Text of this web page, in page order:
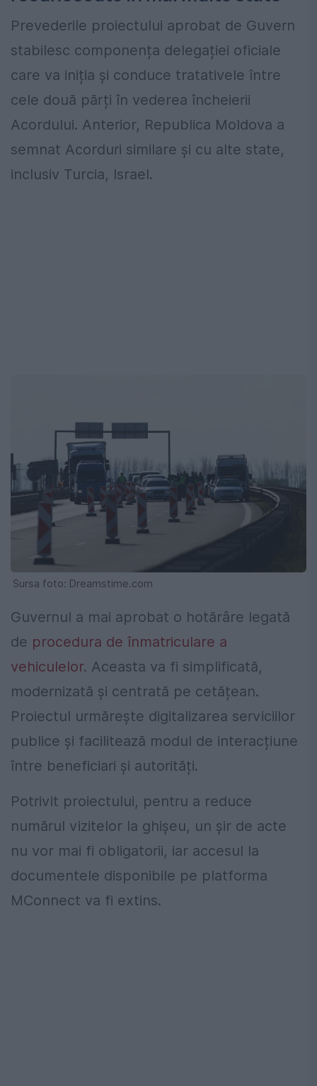
Prevederile proiectului aprobat de Guvern
stabilesc componența delegației oficiale
care va iniția și conduce tratativele între
cele două părți în vederea încheierii
Acordului. Anterior, Republica Moldova a
semnat Acorduri similare și cu alte state,
inclusiv Turcia, Israel.
Sursa foto: Dreamstime.com
Guvernul a mai aprobat o hotărâre legată
de procedura de înmatriculare a
vehiculelor. Aceasta va fi simplificată,
modernizată și centrată pe cetățean.
Proiectul urmărește digitalizarea serviciilor
publice și facilitează modul de interacțiune
între beneficiari și autorități.
Potrivit proiectului, pentru a reduce
numărul vizitelor la ghișeu, un șir de acte
nu vor mai fi obligatorii, iar accesul la
documentele disponibile pe platforma
MConnect va fi extins.